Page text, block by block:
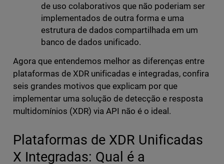
de uso colaborativos que não poderiam ser
implementados de outra forma e uma
estrutura de dados compartilhada em um
banco de dados unificado.
Agora que entendemos melhor as diferenças entre
plataformas de XDR unificadas e integradas, confira
seis grandes motivos que explicam por que
implementar uma solução de detecção e resposta
multidomínios (XDR) via API não é o ideal.
Plataformas de XDR Unificadas
X Integradas: Qual é a